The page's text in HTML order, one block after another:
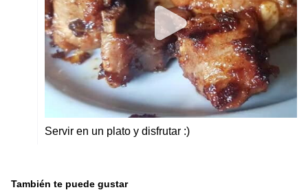
Servir en un plato y disfrutar :)
También te puede gustar